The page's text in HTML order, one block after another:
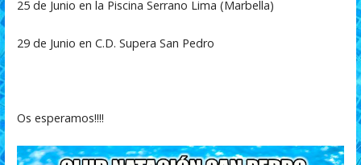
25 de Junio en la Piscina Serrano Lima (Marbella)
29 de Junio en C.D. Supera San Pedro
Os esperamos!!!!